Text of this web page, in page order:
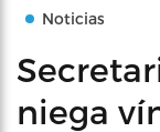
Noticias
niega